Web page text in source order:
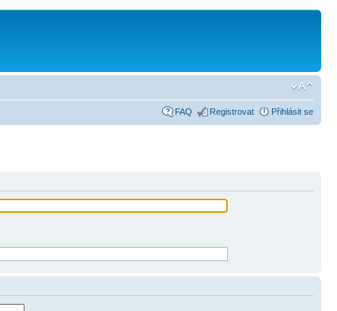
FAQ Registrovat Přihlásit se